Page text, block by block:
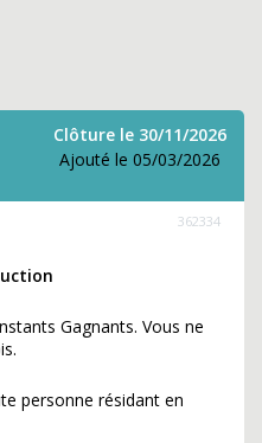
Clôture le 30/11/2026
Ajouté le 05/03/2026
362334
Gagnants. Vous ne
personne résidant en